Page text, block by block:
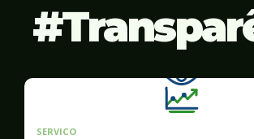
SERVICO